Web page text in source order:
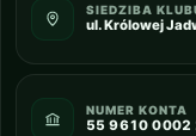
SIEDZIBA
ul. Królowej
NUMER KONTA
55 9610 0002